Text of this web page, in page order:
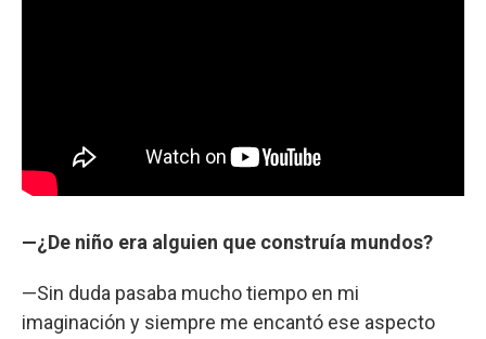
—¿De niño era alguien que construía mundos?
—Sin duda pasaba mucho tiempo en mi
imaginación y siempre me encantó ese aspecto